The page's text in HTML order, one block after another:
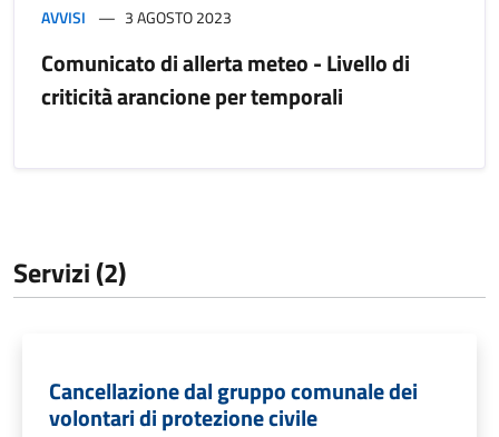
AVVISI 3 AGOSTO 2023
Comunicato di allerta meteo - Livello di
criticità arancione per temporali
Servizi (2)
Cancellazione dal gruppo comunale dei
volontari di protezione civile